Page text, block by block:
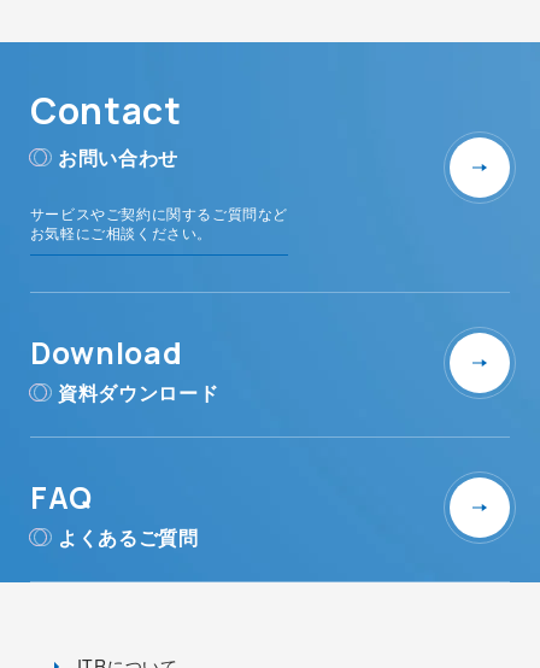
Contact
お問い合わせ
サービスやご契約に関するご質問など
お気軽にご相談ください。
Download
資料ダウンロード
FAQ
よくあるご質問